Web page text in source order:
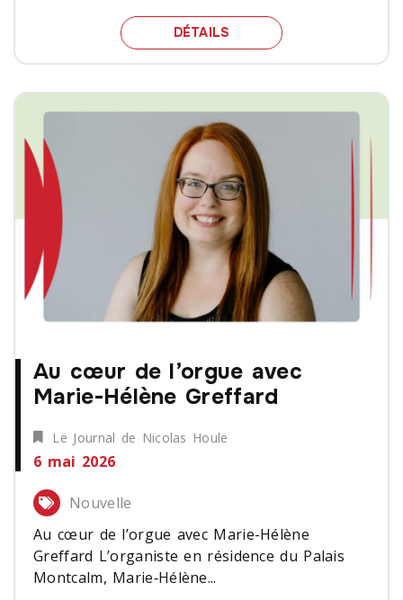
DÉTAILS VIVIANE AUDET |
Au cœur de l’orgue avec
Marie-Hélène Greffard
Le Journal de Nicolas Houle
6 mai 2026
Nouvelle
Au cœur de l’orgue avec Marie-Hélène
Greffard L’organiste en résidence du Palais
Montcalm, Marie‑Hélène...